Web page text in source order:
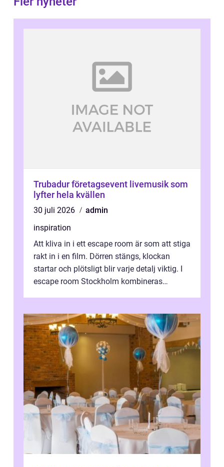
Trubadur företagsevent livemusik som
lyfter hela kvällen
30 juli 2026
admin
inspiration
Att kliva in i ett escape room är som att stiga
rakt in i en film. Dörren stängs, klockan
startar och plötsligt blir varje detalj viktig. I
escape room Stockholm kombineras